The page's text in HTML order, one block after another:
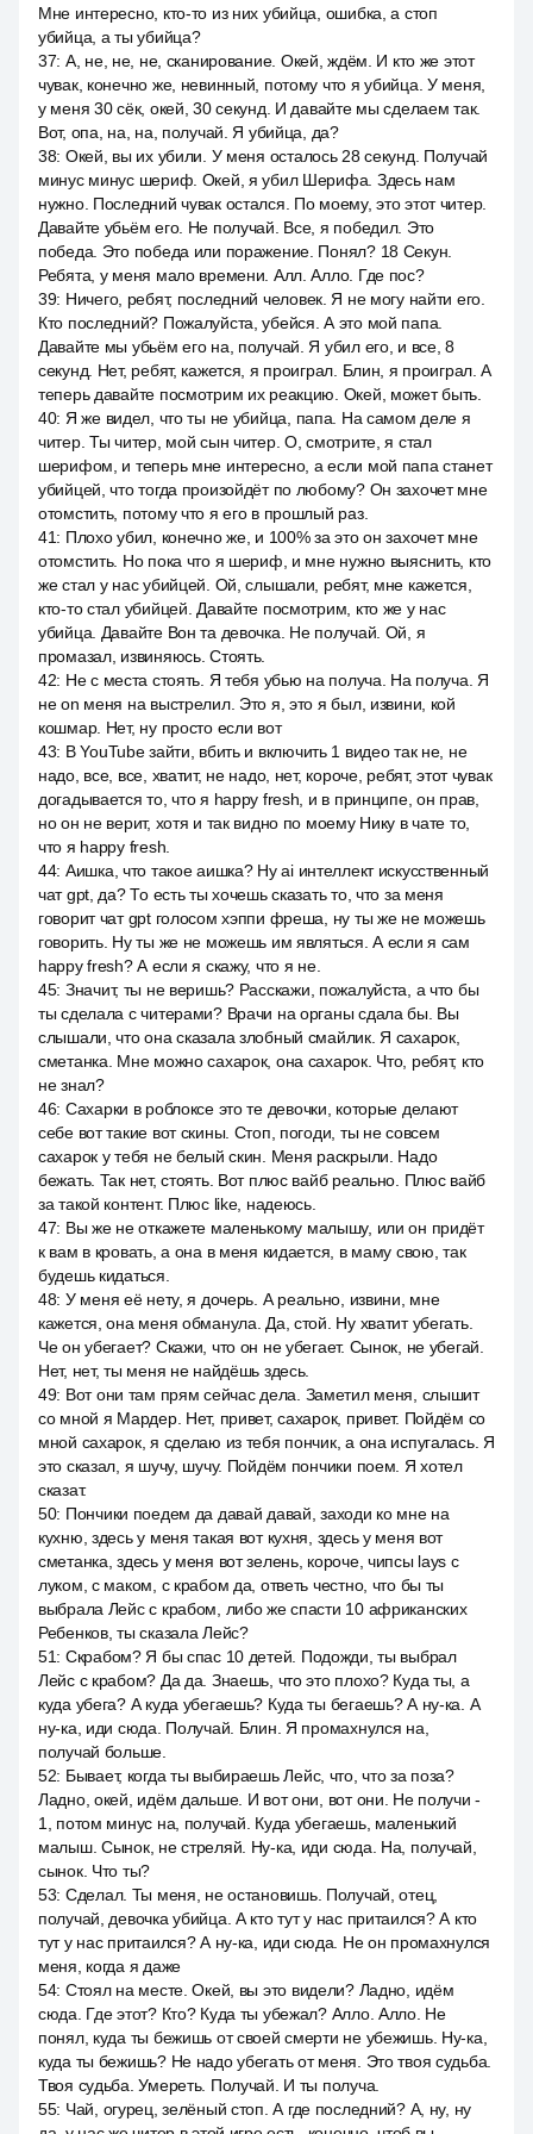
Мне интересно, кто-то из них убийца, ошибка, а стоп
убийца, а ты убийца?
37: А, не, не, не, сканирование. Окей, ждём. И кто же этот
чувак, конечно же, невинный, потому что я убийца. У меня,
у меня 30 сёк, окей, 30 секунд. И давайте мы сделаем так.
Вот, опа, на, на, получай. Я убийца, да?
38: Окей, вы их убили. У меня осталось 28 секунд. Получай
минус минус шериф. Окей, я убил Шерифа. Здесь нам
нужно. Последний чувак остался. По моему, это этот читер.
Давайте убьём его. Не получай. Все, я победил. Это
победа. Это победа или поражение. Понял? 18 Секун.
Ребята, у меня мало времени. Алл. Алло. Где пос?
39: Ничего, ребят, последний человек. Я не могу найти его.
Кто последний? Пожалуйста, убейся. А это мой папа.
Давайте мы убьём его на, получай. Я убил его, и все, 8
секунд. Нет, ребят, кажется, я проиграл. Блин, я проиграл. А
теперь давайте посмотрим их реакцию. Окей, может быть.
40: Я же видел, что ты не убийца, папа. На самом деле я
читер. Ты читер, мой сын читер. О, смотрите, я стал
шерифом, и теперь мне интересно, а если мой папа станет
убийцей, что тогда произойдёт по любому? Он захочет мне
отомстить, потому что я его в прошлый раз.
41: Плохо убил, конечно же, и 100% за это он захочет мне
отомстить. Но пока что я шериф, и мне нужно выяснить, кто
же стал у нас убийцей. Ой, слышали, ребят, мне кажется,
кто-то стал убийцей. Давайте посмотрим, кто же у нас
убийца. Давайте Вон та девочка. Не получай. Ой, я
промазал, извиняюсь. Стоять.
42: Не с места стоять. Я тебя убью на получа. На получа. Я
не on меня на выстрелил. Это я, это я был, извини, кой
кошмар. Нет, ну просто если вот
43: В YouTube зайти, вбить и включить 1 видео так не, не
надо, все, все, хватит, не надо, нет, короче, ребят, этот чувак
догадывается то, что я happy fresh, и в принципе, он прав,
но он не верит, хотя и так видно по моему Нику в чате то,
что я happy fresh.
44: Аишка, что такое аишка? Ну ai интеллект искусственный
чат gpt, да? То есть ты хочешь сказать то, что за меня
говорит чат gpt голосом хэппи фреша, ну ты же не можешь
говорить. Ну ты же не можешь им являться. А если я сам
happy fresh? А если я скажу, что я не.
45: Значит, ты не веришь? Расскажи, пожалуйста, а что бы
ты сделала с читерами? Врачи на органы сдала бы. Вы
слышали, что она сказала злобный смайлик. Я сахарок,
сметанка. Мне можно сахарок, она сахарок. Что, ребят, кто
не знал?
46: Сахарки в роблоксе это те девочки, которые делают
себе вот такие вот скины. Стоп, погоди, ты не совсем
сахарок у тебя не белый скин. Меня раскрыли. Надо
бежать. Так нет, стоять. Вот плюс вайб реально. Плюс вайб
за такой контент. Плюс like, надеюсь.
47: Вы же не откажете маленькому малышу, или он придёт
к вам в кровать, а она в меня кидается, в маму свою, так
будешь кидаться.
48: У меня её нету, я дочерь. А реально, извини, мне
кажется, она меня обманула. Да, стой. Ну хватит убегать.
Че он убегает? Скажи, что он не убегает. Сынок, не убегай.
Нет, нет, ты меня не найдёшь здесь.
49: Вот они там прям сейчас дела. Заметил меня, слышит
со мной я Мардер. Нет, привет, сахарок, привет. Пойдём со
мной сахарок, я сделаю из тебя пончик, а она испугалась. Я
это сказал, я шучу, шучу. Пойдём пончики поем. Я хотел
сказат.
50: Пончики поедем да давай давай, заходи ко мне на
кухню, здесь у меня такая вот кухня, здесь у меня вот
сметанка, здесь у меня вот зелень, короче, чипсы lays с
луком, с маком, с крабом да, ответь честно, что бы ты
выбрала Лейс с крабом, либо же спасти 10 африканских
Ребенков, ты сказала Лейс?
51: Скрабом? Я бы спас 10 детей. Подожди, ты выбрал
Лейс с крабом? Да да. Знаешь, что это плохо? Куда ты, а
куда убега? А куда убегаешь? Куда ты бегаешь? А ну-ка. А
ну-ка, иди сюда. Получай. Блин. Я промахнулся на,
получай больше.
52: Бывает, когда ты выбираешь Лейс, что, что за поза?
Ладно, окей, идём дальше. И вот они, вот они. Не получи -
1, потом минус на, получай. Куда убегаешь, маленький
малыш. Сынок, не стреляй. Ну-ка, иди сюда. На, получай,
сынок. Что ты?
53: Сделал. Ты меня, не остановишь. Получай, отец,
получай, девочка убийца. А кто тут у нас притаился? А кто
тут у нас притаился? А ну-ка, иди сюда. Не он промахнулся
меня, когда я даже
54: Стоял на месте. Окей, вы это видели? Ладно, идём
сюда. Где этот? Кто? Куда ты убежал? Алло. Алло. Не
понял, куда ты бежишь от своей смерти не убежишь. Ну-ка,
куда ты бежишь? Не надо убегать от меня. Это твоя судьба.
Твоя судьба. Умереть. Получай. И ты получа.
55: Чай, огурец, зелёный стоп. А где последний? А, ну, ну